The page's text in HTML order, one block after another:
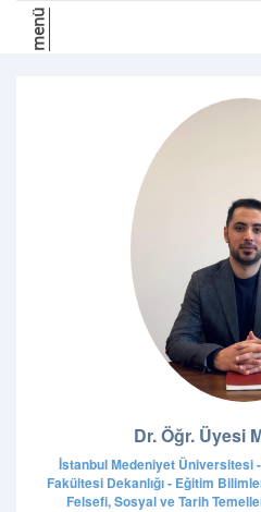
menü
Dr. Öğr. Üyesi
İstanbul Medeniyet Üniversitesi
Fakültesi Dekanlığı - Eğitim
Felsefi, Sosyal ve Tarih